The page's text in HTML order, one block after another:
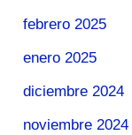
febrero 2025
enero 2025
diciembre 2024
noviembre 2024